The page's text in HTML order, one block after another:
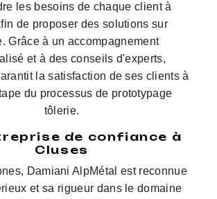
les besoins de chaque client à
de proposer des solutions sur
Grâce à un accompagnement
et à des conseils d'experts,
la satisfaction de ses clients à
du processus de prototypage
tôlerie.
de confiance à
Cluses
Damiani AlpMétal est reconnue
et sa rigueur dans le domaine